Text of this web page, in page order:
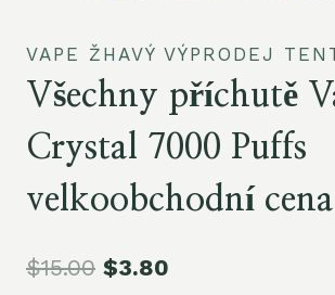
VAPE ŽHAVÝ VÝPRODEJ
Všechny příchutě
Crystal 7000 Puffs
velkoobchodní cena
$15.00 $3.80